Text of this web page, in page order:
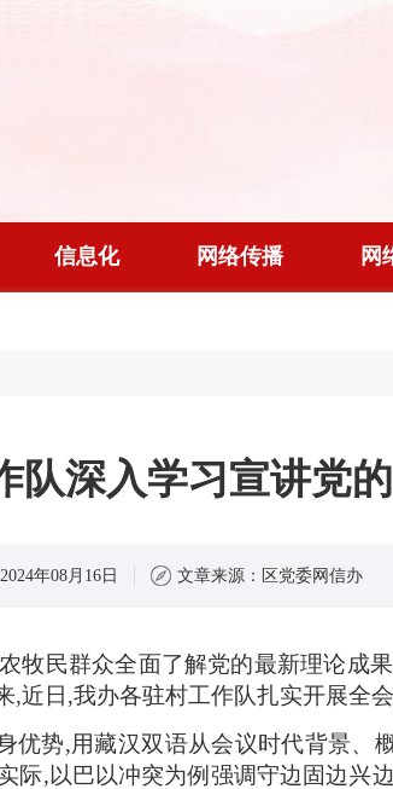
信息化 网络传播 网
队深入学习宣讲党
2024年08月16日 文章来源： 区党委网信办
牧民群众全面了解党的最新理论成
日,我办各驻村工作队扎实开展全
优势,用藏汉双语从会议时代背景、
际,以巴以冲突为例强调守边固边兴